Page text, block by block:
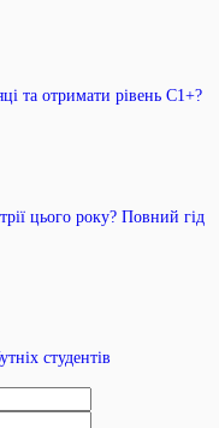
та отримати рівень C1+?
цього року? Повний гід
студентів